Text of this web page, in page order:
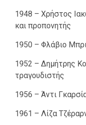
1948 – Χρήστος
και προπονητής
1950 – Φλάβιο
1952 – Δημήτρης
τραγουδιστής
1956 – Άντι
1961 – Λίζα